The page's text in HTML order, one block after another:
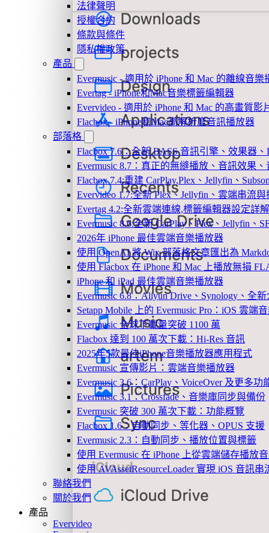
法律聲明
授權合約
條款與條件
隱私權政策
產品
Evermusic - 適用於 iPhone 和 Mac 的離線音樂
Evertag - iPhone和Mac音樂標籤編輯器
Evervideo - 適用於 iPhone 和 Mac 的高畫質影
Flacbox - iPhone和Mac高解析度音訊播放器
部落格
Flacbox 7.6：全新 BASS 音訊引擎、效果器
Evermusic 8.7：真正的無縫播放、音訊效果
Flacbox 7.4:重建 CarPlay,Plex、Jellyfin、
Evervideo 1.7:全新 Plex、Jellyfin、雲端串流
Evertag 4.2:全新雲端連線,標籤編輯器設定詳解
Evermusic 8.6:全新 CarPlay、Plex、Jellyfin、
2026年 iPhone 最佳雲端音樂播放器
使用 OpenAI 將 Wix 部落格文章匯出為
使用 Flacbox 在 iPhone 和 Mac 上播放無損
iPhone 和 iPad 最佳雲端音樂播放器
Evermusic 6.8：Aliyun Drive、Synology、全
Setapp Mobile 上的 Evermusic Pro：iOS 雲端
Evermusic 全球下載量突破 1100 萬
Flacbox 達到 100 萬次下載：Hi-Res 音訊
2025年5款最佳iPhone音樂播放器應用程式
Evermusic 宣傳影片：雲端音樂播放器
Evermusic 3.6：CarPlay、VoiceOver 及更多功
Evermusic 3.1：Crossfade、音樂庫同步與備份
Evermusic 突破 300 萬次下載：功能概覽
Flacbox 1.6：自動同步、等化器、OPUS 支援
Evermusic 2.3：自動同步、播放位置與標籤
使用 Evermusic 在 iPhone 上從雲端儲存播放
使用 AVAssetResourceLoader 實現 iOS 音訊串
聯絡我們
關於我們
產品
Evervideo